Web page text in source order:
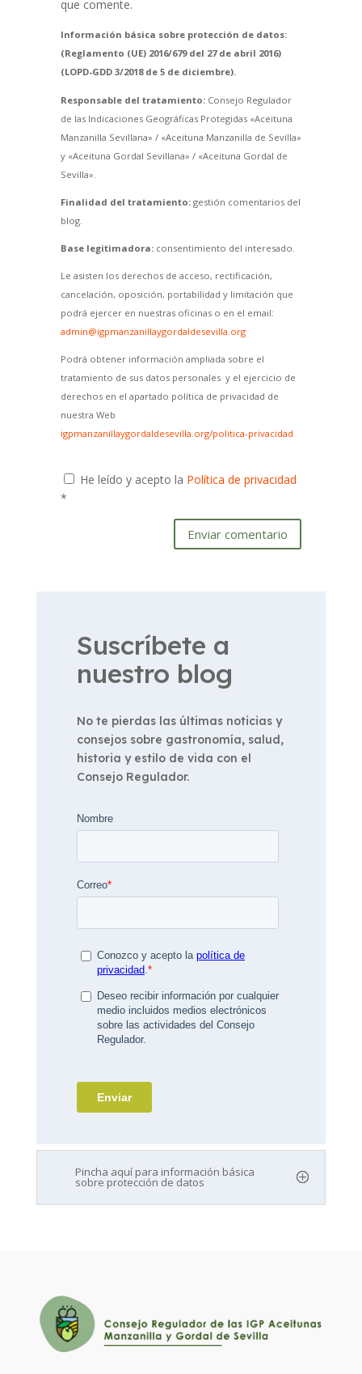
que comente.
Información básica sobre protección de datos:
(Reglamento (UE) 2016/679 del 27 de abril 2016)
(LOPD-GDD 3/2018 de 5 de diciembre).
Responsable del tratamiento:Consejo Regulador
de las Indicaciones Geográficas Protegidas «Aceituna
Manzanilla Sevillana» / «Aceituna Manzanilla de Sevilla»
y «Aceituna Gordal Sevillana» / «Aceituna Gordal de
Sevilla».
Finalidad del tratamiento:gestión comentarios del
blog.
Base legitimadora:consentimiento del interesado.
Le asisten los derechos de acceso, rectificación,
cancelación, oposición, portabilidad y limitación que
podrá ejercer en nuestras oficinas o en el email:
admin@igpmanzanillaygordaldesevilla.org
Podrá obtener información ampliada sobre el
tratamiento de sus datos personales y el ejercicio de
derechos en el apartado política de privacidad de
nuestra Web
igpmanzanillaygordaldesevilla.org/politica-privacidad
He leído y acepto la Política de privacidad
*
Enviar comentario
Suscríbete a
nuestro blog
No te pierdas las últimas noticias y
consejos sobre gastronomía, salud,
historia y estilo de vida con el
Consejo Regulador.
Pincha aquí para información básica
sobre protección de datos